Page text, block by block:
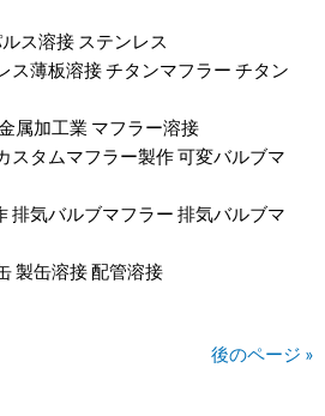
ス溶接 ステンレス
ス薄板溶接 チタンマフラー チタン
属加工業 マフラー溶接
スタムマフラー製作 可変バルブマ
排気バルブマフラー 排気バルブマ
製缶溶接 配管溶接
後のページ »